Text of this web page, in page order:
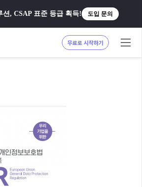
션, CSAP 표준 등급 획득! 도입 문의
무료로 시작하기